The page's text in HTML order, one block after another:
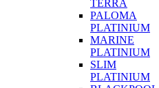
TERRA
PALOMA
PLATINIUM
MARINE
PLATINIUM
SLIM
PLATINIUM